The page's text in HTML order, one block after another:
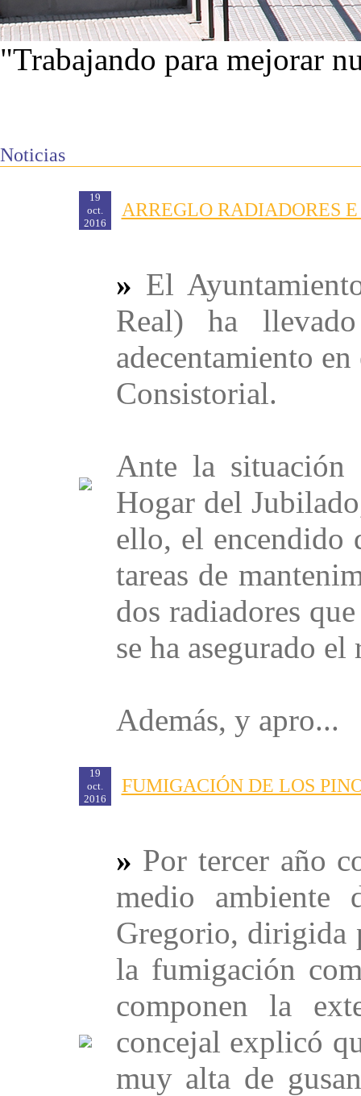
"Trabajando para mejorar
Noticias
19
oct.
2016
ARREGLO RADIADORES
» El
Real) ha
adecentamiento
Consistorial.
Ante la situación
Hogar del
ello, el encendido
tareas de
dos radiadores
se ha asegurado
Además, y apro...
19
oct.
2016
FUMIGACIÓN DE LOS
» Por tercer año
medio ambiente
Gregorio, dirigida
la fumigación
componen la
concejal explicó
muy alta de